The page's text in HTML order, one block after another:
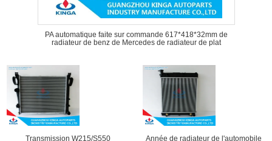
PA automatique faite sur commande 617*418*32mm de
radiateur de benz de Mercedes de radiateur de plat
Transmission W215/S550
Année de radiateur de l'automobile